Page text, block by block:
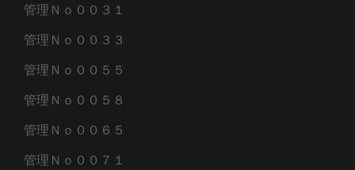
管理Ｎｏ００３１
管理Ｎｏ００３３
管理Ｎｏ００５５
管理Ｎｏ００５８
管理Ｎｏ００６５
管理Ｎｏ００７１